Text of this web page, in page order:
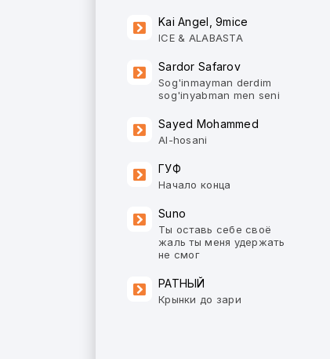
Kai Angel, 9mice
ICE & ALABASTA
Sardor Safarov
Sog'inmayman derdim
sog'inyabman men seni
Sayed Mohammed
Al-hosani
ГУФ
Начало конца
Suno
Ты оставь себе своё
жаль ты меня удержать
не смог
РАТНЫЙ
Крынки до зари